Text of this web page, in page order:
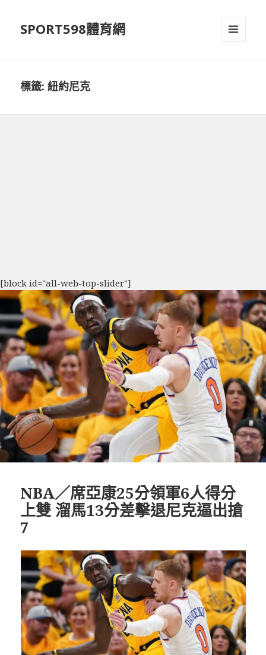
SPORT598體育網
標籤:紐約尼克
[block id="all-web-top-slider"]
NBA／席亞康25分領軍6人得分
上雙 溜馬13分差擊退尼克逼出搶
7